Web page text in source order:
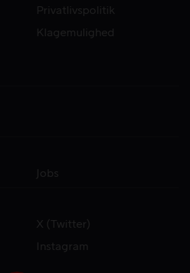
Privatlivspolitik
Klagemulighed
Jobs
X (Twitter)
Instagram